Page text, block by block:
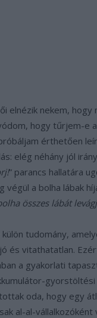
elnézik nekem,
hogy tűrjem-e
érthetően
elég néhány jól
” parancs hallatára
a bolha lábak
összes lábát
tudomány,
és vitathatatlan.
a gyakorlati
oda, hogy egy
al-al-